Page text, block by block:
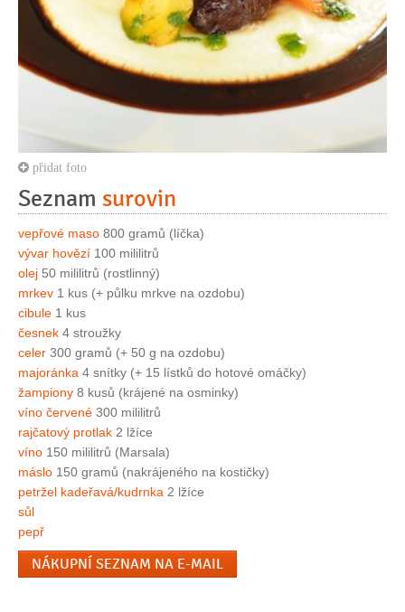
přidat foto
Seznam surovin
vepřové maso 800 gramů (líčka)
vývar hovězí 100 mililitrů
olej 50 mililitrů (rostlinný)
mrkev 1 kus (+ půlku mrkve na ozdobu)
cibule 1 kus
česnek 4 stroužky
celer 300 gramů (+ 50 g na ozdobu)
majoránka 4 snítky (+ 15 lístků do hotové omáčky)
žampiony 8 kusů (krájené na osminky)
víno červené 300 mililitrů
rajčatový protlak 2 lžíce
víno 150 mililitrů (Marsala)
máslo 150 gramů (nakrájeného na kostičky)
petržel kadeřavá/kudrnka 2 lžíce
sůl
pepř
NÁKUPNÍ SEZNAM NA E-MAIL